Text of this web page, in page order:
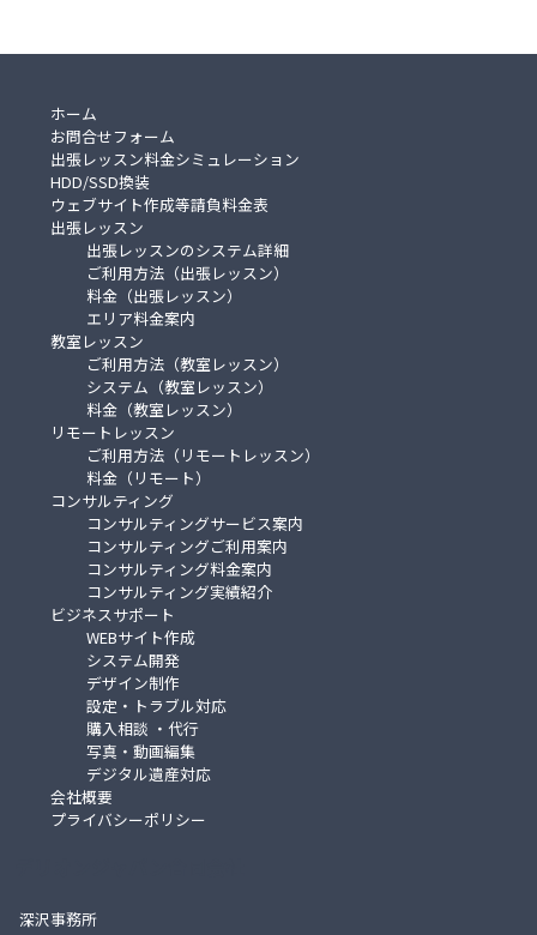
ホーム
お問合せフォーム
出張レッスン料金シミュレーション
HDD/SSD換装
ウェブサイト作成等請負料金表
出張レッスン
出張レッスンのシステム詳細
ご利用方法（出張レッスン）
料金（出張レッスン）
エリア料金案内
教室レッスン
ご利用方法（教室レッスン）
システム（教室レッスン）
料金（教室レッスン）
リモートレッスン
ご利用方法（リモートレッスン）
料金（リモート）
コンサルティング
コンサルティングサービス案内
コンサルティングご利用案内
コンサルティング料金案内
コンサルティング実績紹介
ビジネスサポート
WEBサイト作成
システム開発
デザイン制作
設定・トラブル対応
購入相談 ・代行
写真・動画編集
デジタル遺産対応
会社概要
プライバシーポリシー
深沢事務所